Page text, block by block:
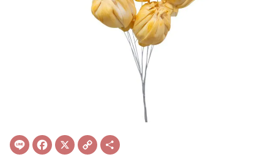
Line Facebook
X Copy
Link